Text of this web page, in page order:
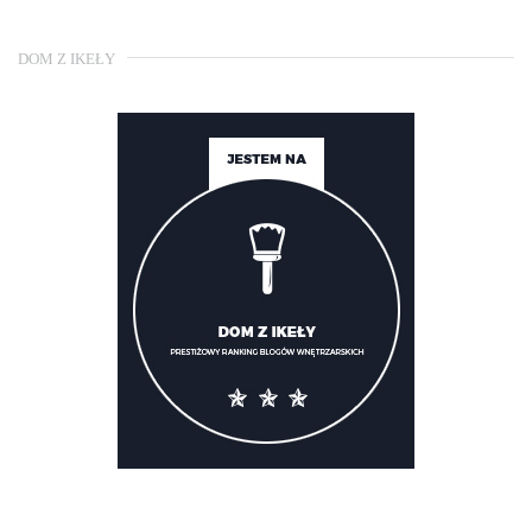
DOM Z IKEŁY